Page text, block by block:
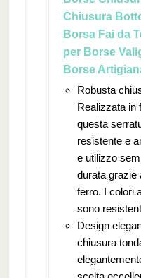
Chiusura
Borsa Fai da
per Borse
Borse
Robusta
Realizzata in
questa
resistente e
e utilizzo
durata grazie
ferro. I colori
sono
Design
chiusura